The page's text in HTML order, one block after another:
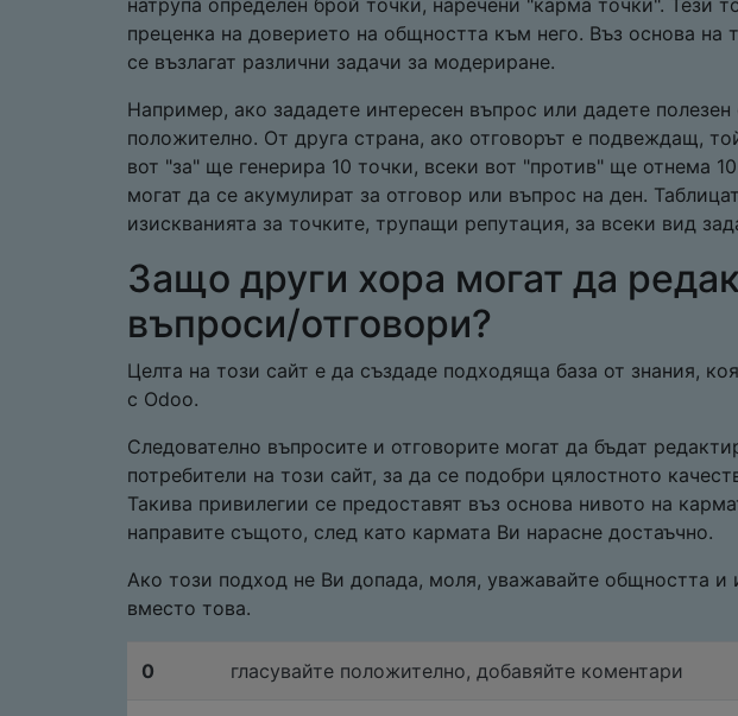
натрупа определен брой точки, наречени "карма точки". Тези
преценка на доверието на общността към него. Въз основа на
се възлагат различни задачи за модериране.
Например, ако зададете интересен въпрос или дадете
положително. От друга страна, ако отговорът е подвеждащ,
вот "за" ще генерира 10 точки, всеки вот "против" ще отнема
могат да се акумулират за отговор или въпрос на ден.
изискванията за точките, трупащи репутация, за всеки вид
Защо други хора могат да
въпроси/отговори?
Целта на този сайт е да създаде подходяща база от знания,
с Odoo.
Следователно въпросите и отговорите могат да бъдат
потребители на този сайт, за да се подобри цялостното
Такива привилегии се предоставят въз основа нивото на
направите същото, след като кармата Ви нарасне достаъчно.
Ако този подход не Ви допада, моля, уважавайте общността и
вместо това.
0 гласувайте положително, добавяйте коментари